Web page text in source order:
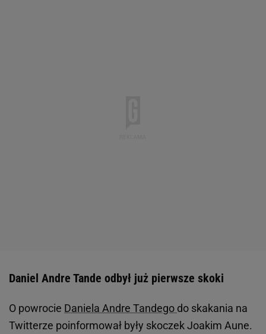
Daniel Andre Tande odbył już pierwsze skoki
O powrocie Daniela Andre Tandego do skakania na
Twitterze poinformował były skoczek Joakim Aune.